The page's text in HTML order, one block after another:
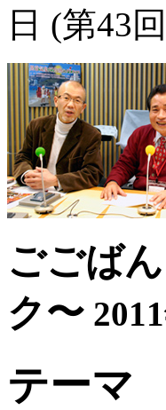
日 (第43
ごごば
ク〜
テーマ